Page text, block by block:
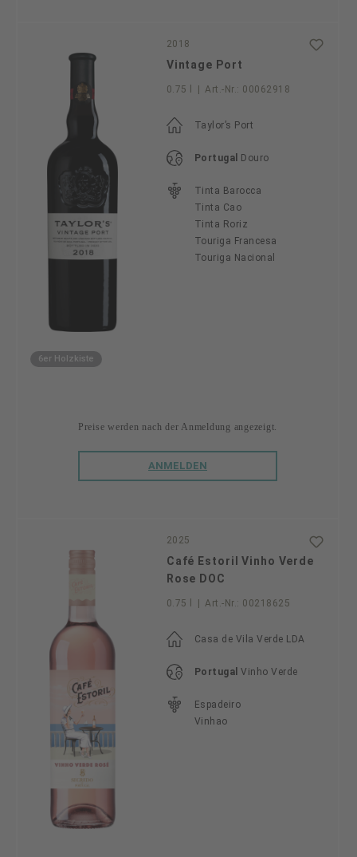
2018
Vintage Port
0.75 l Art.-Nr.: 00062918
Taylor’s Port
Portugal Douro
Tinta Barocca
Tinta Cao
Tinta Roriz
Touriga Francesa
Touriga Nacional
6er Holzkiste
Preise werden nach der Anmeldung angezeigt.
ANMELDEN
2025
Café Estoril Vinho Verde
Rose DOC
0.75 l Art.-Nr.: 00218625
Casa de Vila Verde LDA
Portugal Vinho Verde
Espadeiro
Vinhao